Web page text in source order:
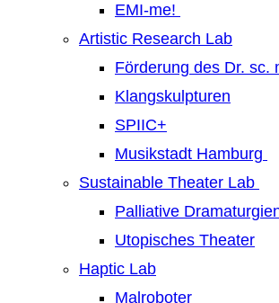
EMI-me!
Artistic Research Lab
Förderung des Dr. sc.
Klangskulpturen
SPIIC+
Musikstadt Hamburg
Sustainable Theater Lab
Palliative
Utopisches Theater
Haptic Lab
Malroboter